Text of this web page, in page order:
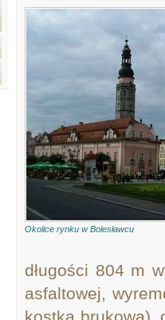
Okolice rynku w Bolesławcu
długości 804 m
asfaltowej,